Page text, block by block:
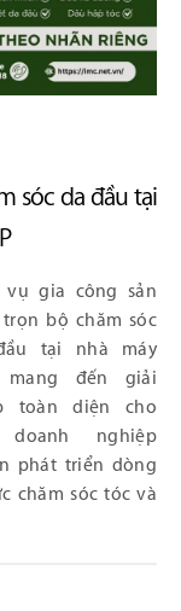
sóc da đầu tại
vụ gia công sản
bộ chăm sóc
tại nhà máy
mang đến giải
toàn diện cho
doanh nghiệp
phát triển dòng
chăm sóc tóc và